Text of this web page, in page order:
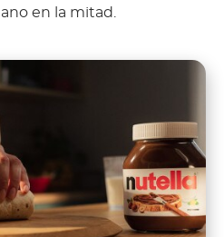
en la mitad.